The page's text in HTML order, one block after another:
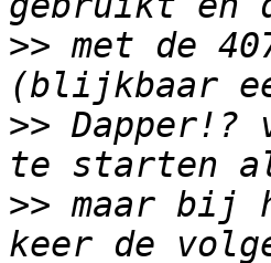
>> met de
>>
>> maar bij